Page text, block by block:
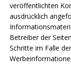
veröffentlichten
ausdrücklich
Betreiber der
Schritte im Falle